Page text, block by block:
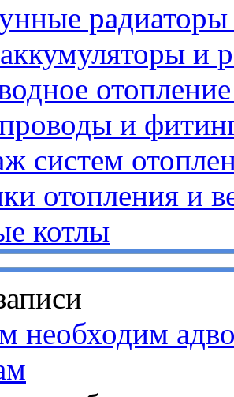
и
и
систем
отопления и
котлы
необходим